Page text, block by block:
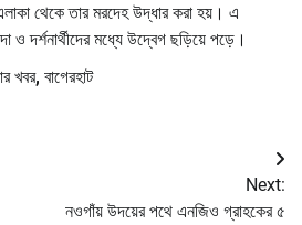
থেকে তার মরদেহ উদ্ধার করা হয়। এ
ও দর্শনার্থীদের মধ্যে উদ্বেগ ছড়িয়ে পড়ে।
খবর, বাগেরহাট
Next:
নওগাঁয় উদয়ের পথে এনজিও গ্রাহকের ৫